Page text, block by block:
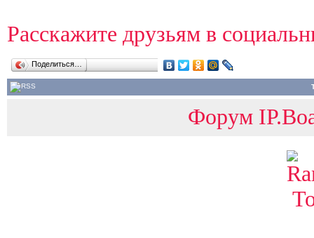
Расскажите друзьям в
Поделиться…
Форум